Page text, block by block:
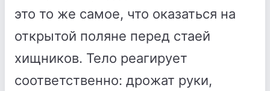
это то же самое, что оказаться на
открытой поляне перед стаей
хищников. Тело реагирует
соответственно: дрожат руки,